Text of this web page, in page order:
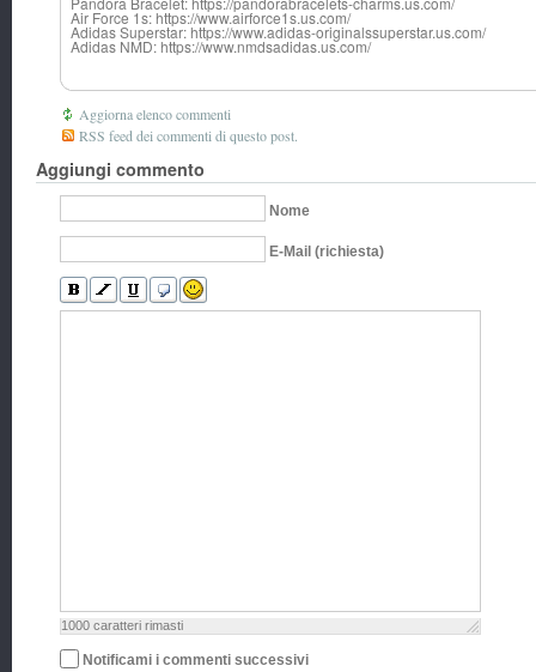
Air Force 1s: https://www.airforce1s.us.com/
Adidas Superstar: https://www.adidas-originalssuperstar.us.com/
Adidas NMD: https://www.nmdsadidas.us.com/
Aggiorna elenco commenti
RSS feed dei commenti di questo post.
Aggiungi commento
Nome
E-Mail (richiesta)
1000 caratteri rimasti
Notificami i commenti successivi